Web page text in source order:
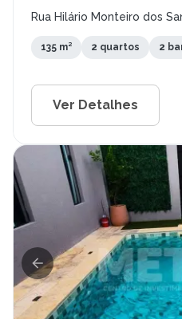
Rua Hilário Monteiro dos
135 m² 2 quartos 2
Ver Detalhes